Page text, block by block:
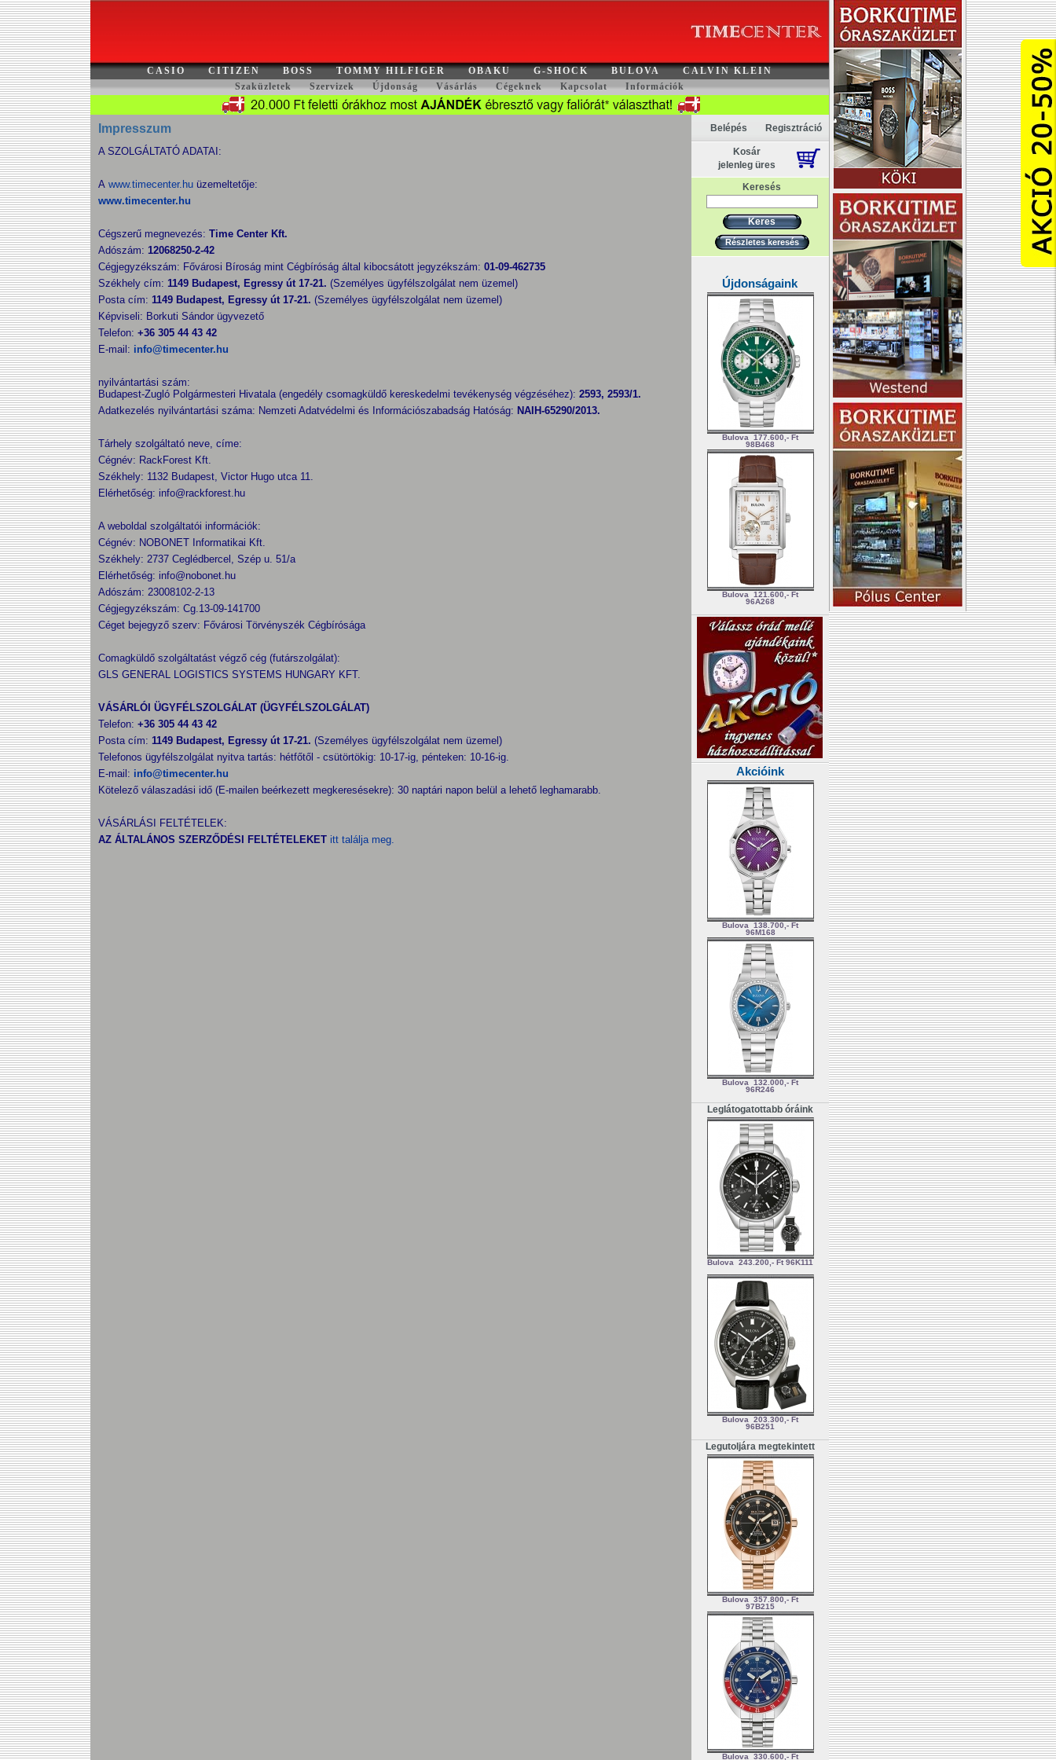
CASIO CITIZEN BOSS TOMMY HILFIGER OBAKU G-SHOCK BULOVA
CALVIN KLEIN
Szaküzletek
Szervizek Újdonság Vásárlás Cégeknek Kapcsolat Információk
Impresszum
A SZOLGÁLTATÓ ADATAI:
A www.timecenter.huüzemeltetője:
www.timecenter.hu
Cégszerű megnevezés: Time Center Kft.
Adószám: 12068250-2-42
Cégjegyzékszám: Fővárosi Bíroság mint Cégbíróság által kibocsátott jegyzékszám: 01-09-462735
Székhely cím: 1149 Budapest, Egressy út 17-21. (Személyes ügyfélszolgálat nem üzemel)
Posta cím: 1149 Budapest, Egressy út 17-21. (Személyes ügyfélszolgálat nem üzemel)
Képviseli: Borkuti Sándor ügyvezető
Telefon: +36 305 44 43 42
E-mail: info@timecenter.hu
nyilvántartási szám:
Budapest-Zugló Polgármesteri Hivatala (engedély csomagküldő kereskedelmi tevékenység végzéséhez): 2593, 2593/1.
Adatkezelés nyilvántartási száma: Nemzeti Adatvédelmi és Információszabadság Hatóság: NAIH-65290/2013.
Tárhely szolgáltató neve, címe:
Cégnév: RackForest Kft.
Székhely: 1132 Budapest, Victor Hugo utca 11.
Elérhetőség: info@rackforest.hu
A weboldal szolgáltatói információk:
Cégnév: NOBONET Informatikai Kft.
Székhely: 2737 Ceglédbercel, Szép u. 51/a
Elérhetőség: info@nobonet.hu
Adószám: 23008102-2-13
Cégjegyzékszám: Cg.13-09-141700
Céget bejegyző szerv: Fővárosi Törvényszék Cégbírósága
Comagküldő szolgáltatást végző cég (futárszolgálat):
GLS GENERAL LOGISTICS SYSTEMS HUNGARY KFT.
VÁSÁRLÓI ÜGYFÉLSZOLGÁLAT (ÜGYFÉLSZOLGÁLAT)
Telefon: +36 305 44 43 42
Posta cím: 1149 Budapest, Egressy út 17-21. (Személyes ügyfélszolgálat nem üzemel)
Telefonos ügyfélszolgálat nyitva tartás: hétfőtől - csütörtökig: 10-17-ig, pénteken: 10-16-ig.
E-mail: info@timecenter.hu
Kötelező válaszadási idő (E-mailen beérkezett megkeresésekre): 30 naptári napon belül a lehető leghamarabb.
VÁSÁRLÁSI FELTÉTELEK:
AZ ÁLTALÁNOS SZERZŐDÉSI FELTÉTELEKETitt találja meg.
Belépés Regisztráció
Kosár
jelenleg üres
Keresés
Részletes keresés
Újdonságaink
Bulova
177.600,- Ft
98B468
Bulova
121.600,- Ft
96A268
Akcióink
Bulova
138.700,- Ft
96M168
Bulova
132.000,- Ft
96R246
Leglátogatottabb óráink
Bulova 243.200,- Ft 96K111
Bulova
203.300,- Ft
96B251
Legutoljára megtekintett
Bulova
357.800,- Ft
97B215
Bulova
330.600,- Ft